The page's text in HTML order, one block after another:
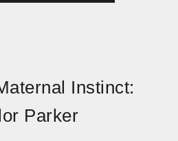
Instinct:
Parker